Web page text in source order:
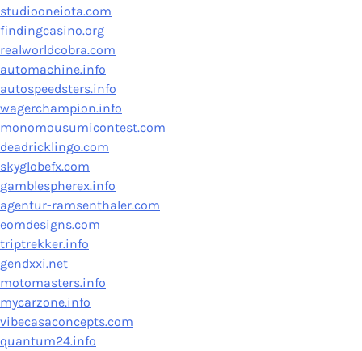
studiooneiota.com
findingcasino.org
realworldcobra.com
automachine.info
autospeedsters.info
wagerchampion.info
monomousumicontest.com
deadricklingo.com
skyglobefx.com
gamblespherex.info
agentur-ramsenthaler.com
eomdesigns.com
triptrekker.info
gendxxi.net
motomasters.info
mycarzone.info
vibecasaconcepts.com
quantum24.info